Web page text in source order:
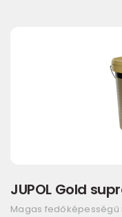
JUPOL Gold
Magas